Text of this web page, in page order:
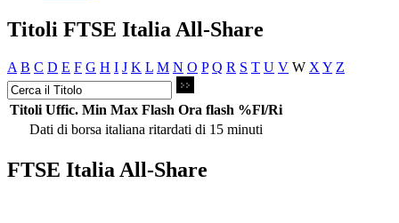
Titoli FTSE Italia All-Share
A B C D E F G H I J K L M N O P Q R S T U V W X Y Z
Titoli Uffic. Min Max Flash Ora flash %Fl/Ri
Dati di borsa italiana ritardati di 15 minuti
FTSE Italia All-Share